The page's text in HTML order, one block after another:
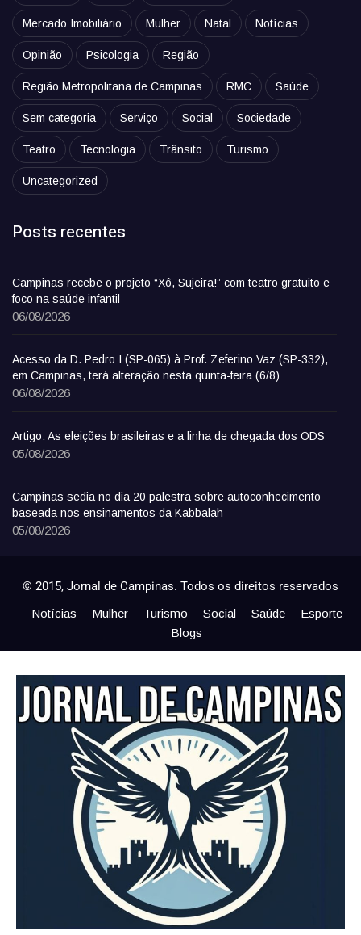
Mercado Imobiliário Mulher Natal Notícias
Opinião Psicologia Região
Região Metropolitana de Campinas RMC Saúde
Sem categoria Serviço Social Sociedade
Teatro Tecnologia Trânsito Turismo
Uncategorized
Posts recentes
Campinas recebe o projeto “Xô, Sujeira!” com teatro gratuito e
foco na saúde infantil
06/08/2026
Acesso da D. Pedro I (SP-065) à Prof. Zeferino Vaz (SP-332),
em Campinas, terá alteração nesta quinta-feira (6/8)
06/08/2026
Artigo: As eleições brasileiras e a linha de chegada dos ODS
05/08/2026
Campinas sedia no dia 20 palestra sobre autoconhecimento
baseada nos ensinamentos da Kabbalah
05/08/2026
© 2015, Jornal de Campinas. Todos os direitos reservados
Notícias Mulher Turismo Social Saúde
Esporte
Blogs